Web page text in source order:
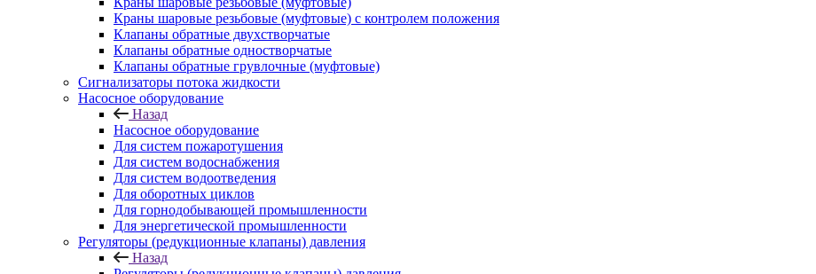
Краны шаровые резьбовые (муфтовые) с контролем положения
Клапаны обратные двухстворчатые
Клапаны обратные одностворчатые
Клапаны обратные грувлочные (муфтовые)
Сигнализаторы потока жидкости
Насосное оборудование
Назад
Насосное оборудование
Для систем пожаротушения
Для систем водоснабжения
Для систем водоотведения
Для оборотных циклов
Для горнодобывающей промышленности
Для энергетической промышленности
Регуляторы (редукционные клапаны) давления
Назад